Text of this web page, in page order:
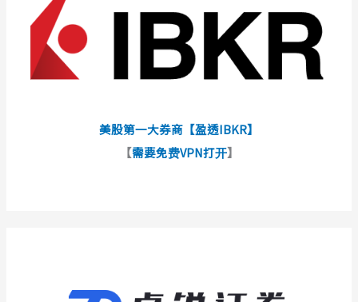
美股第一大券商【盈透IBKR】
【需要免费VPN打开】